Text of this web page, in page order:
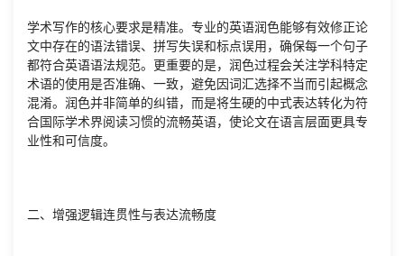
学术写作的核心要求是精准。专业的英语润色能够有效修正论
文中存在的语法错误、拼写失误和标点误用，确保每一个句子
都符合英语语法规范。更重要的是，润色过程会关注学科特定
术语的使用是否准确、一致，避免因词汇选择不当而引起概念
混淆。润色并非简单的纠错，而是将生硬的中式表达转化为符
合国际学术界阅读习惯的流畅英语，使论文在语言层面更具专
业性和可信度。
二、增强逻辑连贯性与表达流畅度